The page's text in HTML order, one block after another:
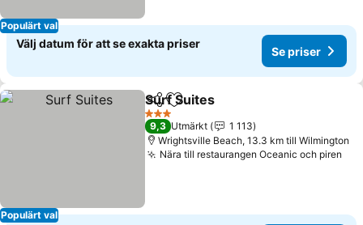
Populärt val
Välj datum för att se exakta priser
Se priser
Populärt val
Dela Lägg till i Mina Favoriter
Surf Suites
3 Stjärnor
9,3 Utmärkt
1 113
Wrightsville Beach, 13.3 km till Wilmington
Nära till restaurangen Oceanic och piren